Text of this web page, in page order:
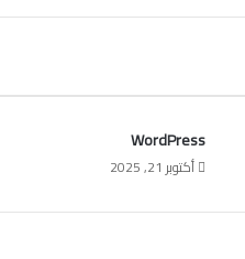
WordPress
أكتوبر 21, 2025